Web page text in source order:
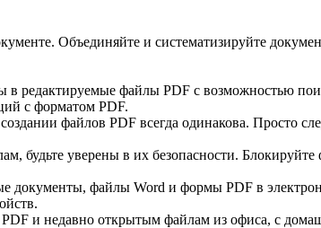
Объединяйте и систематизируйте
редактируемые файлы PDF с возможностью
с форматом PDF.
файлов PDF всегда одинакова. Просто
будьте уверены в их безопасности.
файлы Word и формы PDF в
и недавно открытым файлам из офиса, с